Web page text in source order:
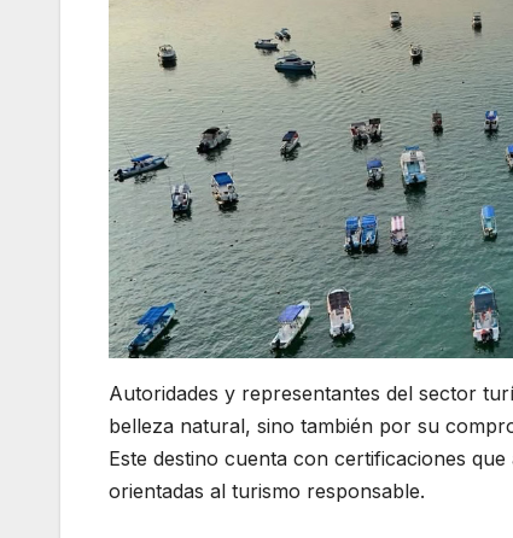
Autoridades y representantes del sector
belleza natural, sino también por su
Este destino cuenta con certificaciones
orientadas al turismo responsable.